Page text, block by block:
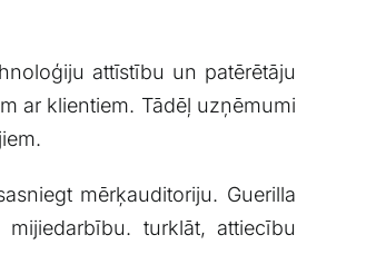
attīstību un patērētāju
ar klientiem.⁢ Tādēļ uzņēmumi
mērķauditoriju. Guerilla
turklāt, ‌attiecību⁢